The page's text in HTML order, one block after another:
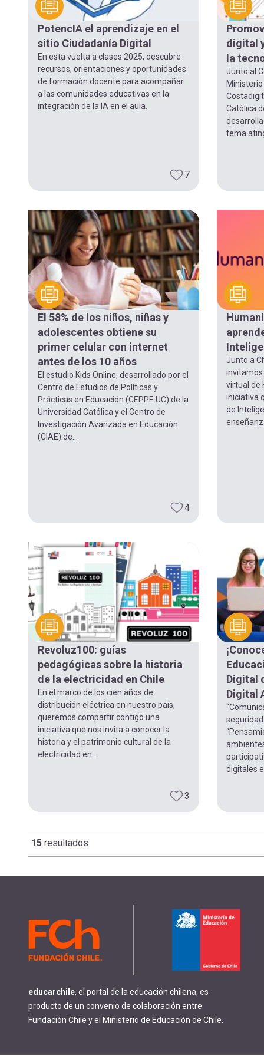
navegación
PotencIA el aprendizaje en el
sitio Ciudadanía Digital
En esta vuelta a clases 2025, descubre
recursos, orientaciones y oportunidades
de formación docente para acompañar
a las comunidades educativas en la
integración de la IA en el aula.
7
digital
la
Junto al
Católica
tema
El 58% de los niños, niñas y
adolescentes obtiene su
primer celular con internet
antes de los 10 años
El estudio Kids Online, desarrollado por el
Centro de Estudios de Políticas y
Prácticas en Educación (CEPPE UC) de la
Universidad Católica y el Centro de
Investigación Avanzada en Educación
(CIAE) de...
4
Junto a
invitamos
virtual de
iniciativa
de
Revoluz100: guías
pedagógicas sobre la historia
de la electricidad en Chile
En el marco de los cien años de
distribución eléctrica en nuestro país,
queremos compartir contigo una
iniciativa que nos invita a conocer la
historia y el patrimonio cultural de la
electricidad en...
3
Digital
Digital
digitales
15 resultados
Paginación
educarchile, el portal de la educación chilena, es
producto de un convenio de colaboración entre
Fundación Chile y el Ministerio de Educación de Chile.